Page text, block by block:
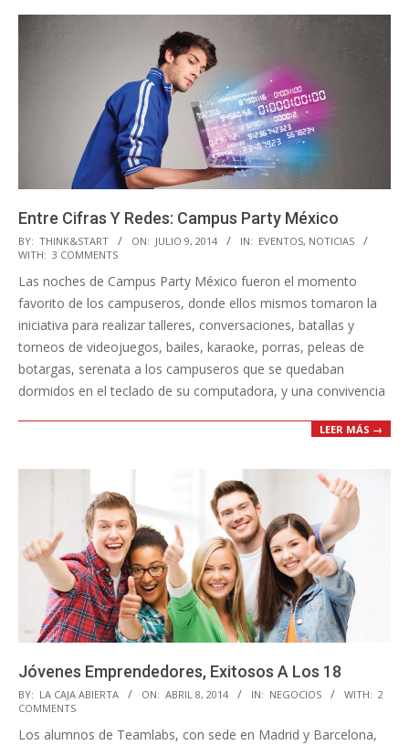
Entre Cifras Y Redes: Campus Party México
2014-
07-
09
BY: THINK&START ON: JULIO 9, 2014 IN: EVENTOS, NOTICIAS
WITH: 3 COMMENTS
Las noches de Campus Party México fueron el momento
favorito de los campuseros, donde ellos mismos tomaron la
iniciativa para realizar talleres, conversaciones, batallas y
torneos de videojuegos, bailes, karaoke, porras, peleas de
botargas, serenata a los campuseros que se quedaban
dormidos en el teclado de su computadora, y una convivencia
LEER MÁS →
Jóvenes Emprendedores, Exitosos A Los 18
2014-
04-
08
BY: LA CAJA ABIERTA ON: ABRIL 8, 2014 IN: NEGOCIOS WITH: 2
COMMENTS
Los alumnos de Teamlabs, con sede en Madrid y Barcelona,